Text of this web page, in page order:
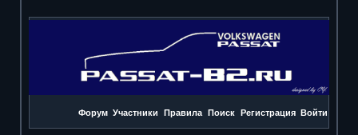
Форум Участники Правила Поиск Регистрация Войти